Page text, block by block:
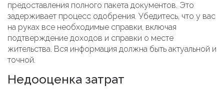
предоставления полного пакета документов. Это
задерживает процесс одобрения. Убедитесь, что у вас
на руках все необходимые справки, включая
подтверждение доходов и справки о месте
жительства. Вся информация должна быть актуальной и
точной.
Недооценка затрат